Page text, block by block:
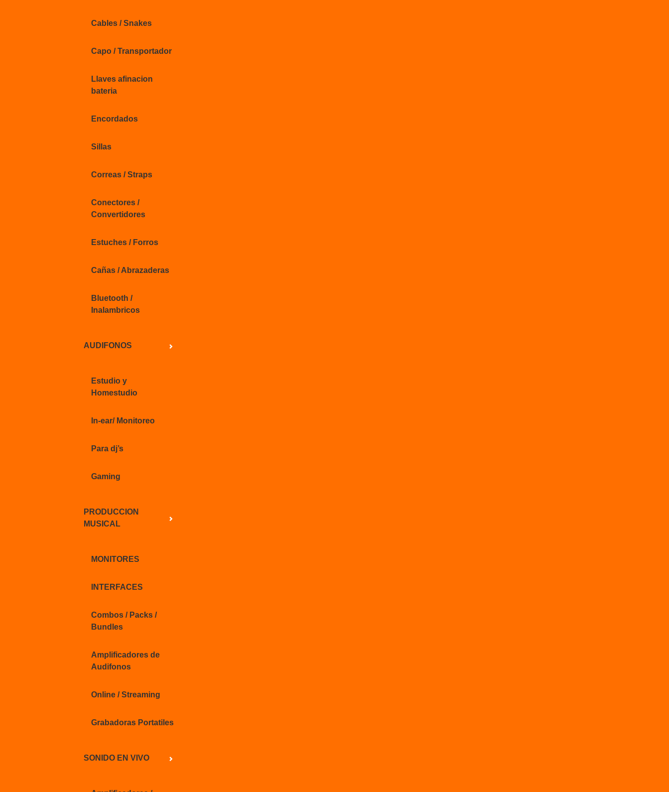
Cables / Snakes
Capo / Transportador
Llaves afinacion
bateria
Encordados
Sillas
Correas / Straps
Conectores /
Convertidores
Estuches / Forros
Cañas / Abrazaderas
Bluetooth /
Inalambricos
AUDIFONOS
Estudio y
Homestudio
In-ear/ Monitoreo
Para dj’s
Gaming
PRODUCCION
MUSICAL
MONITORES
INTERFACES
Combos / Packs /
Bundles
Amplificadores de
Audifonos
Online / Streaming
Grabadoras Portatiles
SONIDO EN VIVO